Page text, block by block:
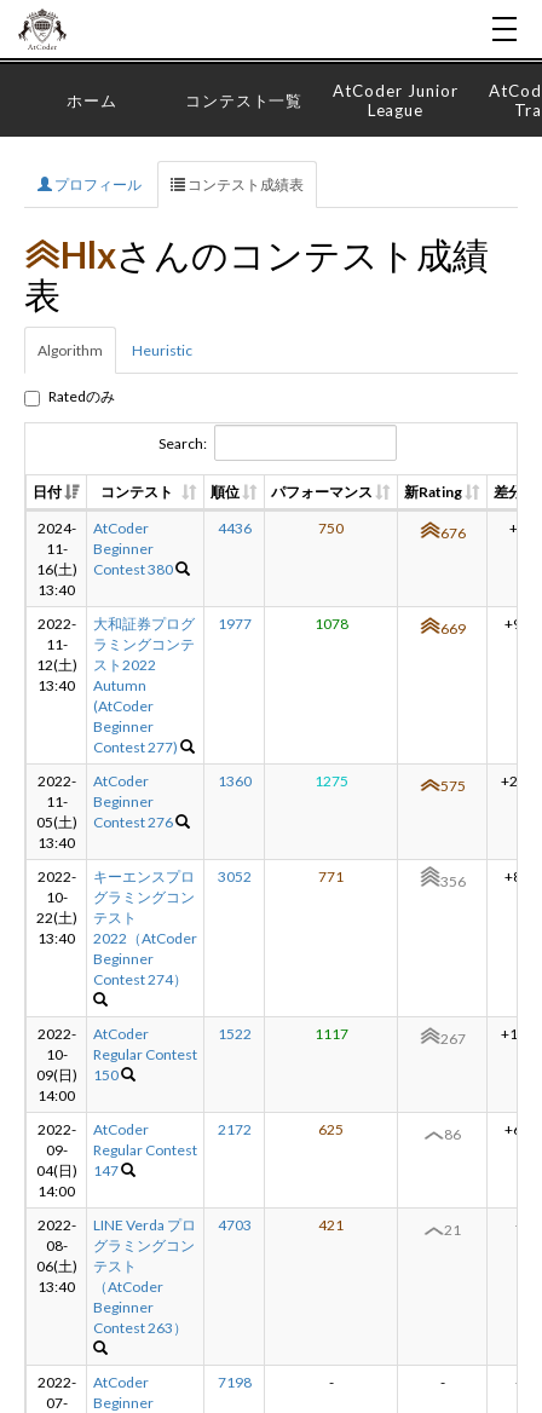
ホーム コンテスト一覧
AtCoder Junior
League
プロフィール コンテスト成績表
Hlxさんのコンテスト成績
表
Algorithm Heuristic
Ratedのみ
Search:
日付 コンテスト 順位 パフォーマンス 新Rating
差分
2024-
11-
16(土)
13:40
AtCoder
Beginner
Contest 380
4436 750 676 +7
2022-
11-
12(土)
13:40
大和証券プログ
ラミングコンテ
スト2022
Autumn
(AtCoder
Beginner
Contest 277)
1977 1078 669 +94
2022-
11-
05(土)
13:40
AtCoder
Beginner
Contest 276
1360 1275 575 +219
2022-
10-
22(土)
13:40
キーエンスプロ
グラミングコン
テスト
2022（AtCoder
Beginner
Contest 274）
3052 771 356 +89
2022-
10-
09(日)
14:00
AtCoder
Regular Contest
150
1522 1117 267 +181
2022-
09-
04(日)
14:00
AtCoder
Regular Contest
147
2172 625 86 +65
2022-
08-
06(土)
13:40
LINE Verda プロ
グラミングコン
テスト
（AtCoder
Beginner
Contest 263）
4703 421 21 -
2022-
07-
AtCoder
Beginner
7198 - - -